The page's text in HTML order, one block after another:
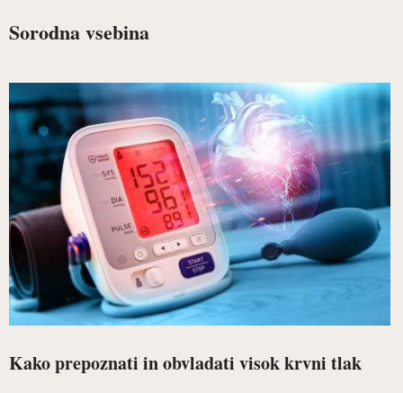
Sorodna vsebina
Kako prepoznati in obvladati visok krvni tlak